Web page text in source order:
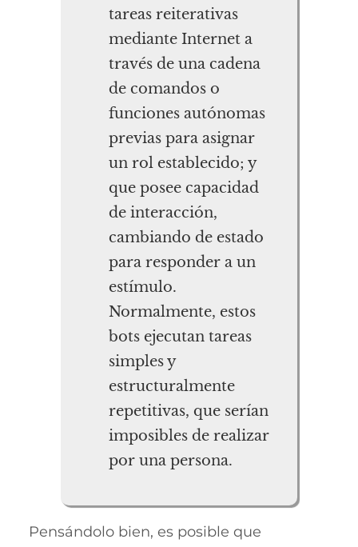
tareas reiterativas
mediante Internet a
través de una cadena
de comandos o
funciones autónomas
previas para asignar
un rol establecido; y
que posee capacidad
de interacción,
cambiando de estado
para responder a un
estímulo.
Normalmente, estos
bots ejecutan tareas
simples y
estructuralmente
repetitivas, que serían
imposibles de realizar
por una persona.
Pensándolo bien, es posible que